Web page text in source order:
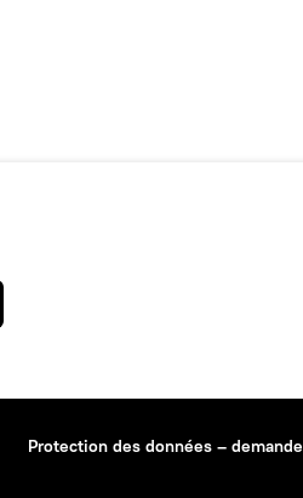
Protection des données – demande